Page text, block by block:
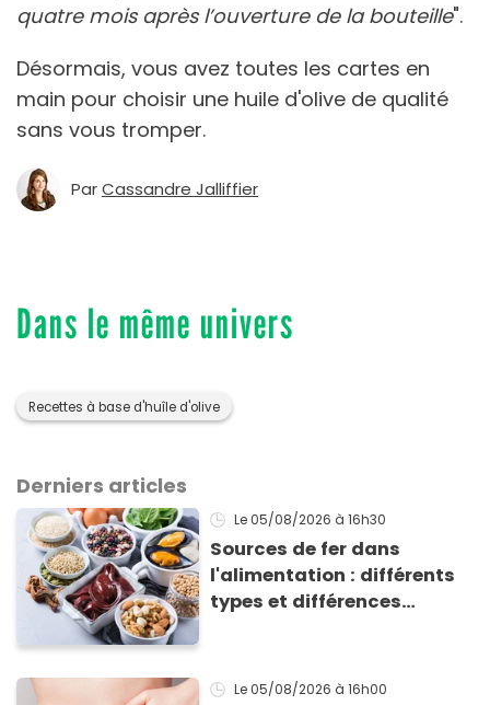
quatre mois après l’ouverture de la bouteille".
Désormais, vous avez toutes les cartes en
main pour choisir une huile d'olive de qualité
sans vous tromper.
ParCassandre Jalliffier
Dans le même univers
Recettes à base d'huîle d'olive
Derniers articles
Le 05/08/2026 à 16h30
Sources de fer dans
l'alimentation : différents
types et différences
Le 05/08/2026 à 16h00